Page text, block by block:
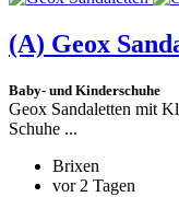
(A) Geox
Baby- und Kinderschuhe
Geox Sandaletten mit
Schuhe ...
Brixen
vor 2 Tagen